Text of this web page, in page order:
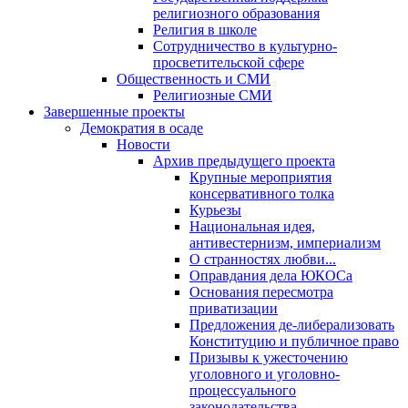
религиозного образования
Религия в школе
Сотрудничество в культурно-
просветительской сфере
Общественность и СМИ
Религиозные СМИ
Завершенные проекты
Демократия в осаде
Новости
Архив предыдущего проекта
Крупные мероприятия
консервативного толка
Курьезы
Национальная идея,
антивестернизм, империализм
О странностях любви...
Оправдания дела ЮКОСа
Основания пересмотра
приватизации
Предложения де-либерализовать
Конституцию и публичное право
Призывы к ужесточению
уголовного и уголовно-
процессуального